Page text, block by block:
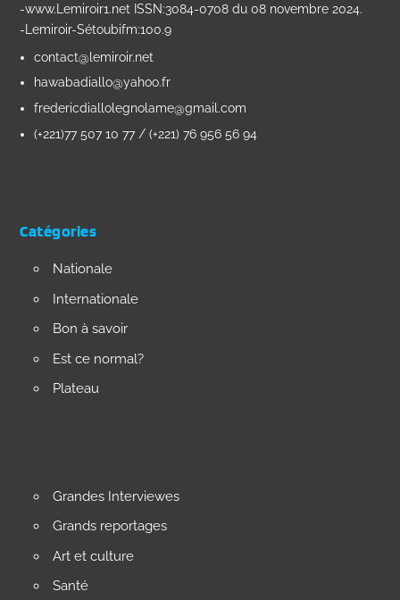
-www.Lemiroir1.net ISSN:3084-0708 du 08 novembre 2024.
-Lemiroir-Sétoubifm:100.9
contact@lemiroir.net
hawabadiallo@yahoo.fr
fredericdiallolegnolame@gmail.com
(+221)77 507 10 77 / (+221) 76 956 56 94
Catégories
Nationale
Internationale
Bon à savoir
Est ce normal?
Plateau
Grandes Interviewes
Grands reportages
Art et culture
Santé